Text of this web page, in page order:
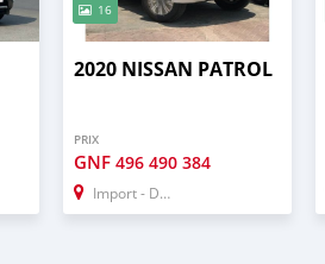
16
2020 NISSAN PATROL
PRIX
GNF496 490 384
Import - Dubai